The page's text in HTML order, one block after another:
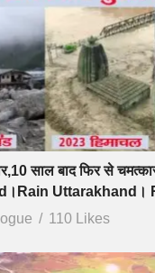
साल बाद फिर से
Uttarakhand।
110 Likes